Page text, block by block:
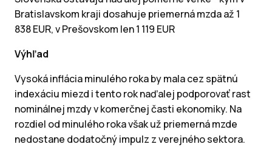
Bratislavskom kraji dosahuje priemerná mzda až 1
838 EUR, v Prešovskom len 1 119 EUR
Výhľad
Vysoká inflácia minulého roka by mala cez spätnú
indexáciu miezd i tento rok naďalej podporovať rast
nominálnej mzdy v komerčnej časti ekonomiky. Na
rozdiel od minulého roka však už priemerná mzde
nedostane dodatočný impulz z verejného sektora.